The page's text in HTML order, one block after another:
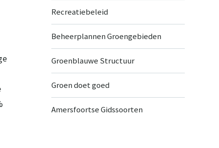
Recreatiebeleid
Beheerplannen Groengebieden
Groenblauwe Structuur
Groen doet goed
Amersfoortse Gidssoorten